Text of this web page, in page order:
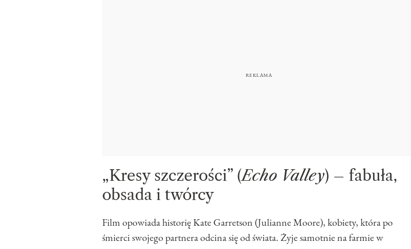
„Kresy szczerości” (Echo Valley) – fabuła,
obsada i twórcy
Film opowiada historię Kate Garretson (Julianne Moore), kobiety, która po
śmierci swojego partnera odcina się od świata. Żyje samotnie na farmie w